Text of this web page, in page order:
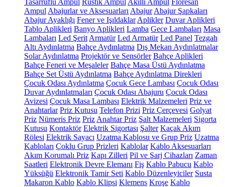
Tasarruflu Ampul Rustik Ampul Akıllı Ampul Floresan
Ampul Abajurlar ve Aksesuarları Abajur Abajur Şapkaları
Abajur Ayaklığı Fener ve Işıldaklar Aplikler Duvar Aplikleri
Tablo Aplikleri Banyo Aplikleri Lamba Gece Lambaları Masa
Lambaları Led Şerit Armatür Led Armatür Led Panel Tezgah
Altı Aydınlatma Bahçe Aydınlatma Dış Mekan Aydınlatmalar
Solar Aydınlatma Projektör ve Sensörler Bahçe Aplikleri
Bahçe Feneri ve Meşaleler Bahçe Masa Üstü Aydınlatma
Bahçe Set Üstü Aydınlatma Bahçe Aydınlatma Direkleri
Çocuk Odası Aydınlatma Çocuk Gece Lambası Çocuk Odası
Duvar Aydınlatmaları Çocuk Odası Abajuru Çocuk Odası
Avizesi Çocuk Masa Lambası Elektrik Malzemeleri Priz ve
Anahtarlar Priz Kutusu Telefon Prizi Priz Çerçevesi Golyat
Priz Nümeris Priz Priz Anahtar Priz Şalt Malzemeleri Sigorta
Kutusu Kontaktör Elektrik Sigortası Şalter Kaçak Akım
Rölesi Elektrik Sayacı Uzatma Kablosu ve Grup Priz Uzatma
Kabloları Çoklu Grup Prizleri Kablolar Kablo Aksesuarları
Akım Korumalı Priz Kapı Zilleri Pil ve Şarj Cihazları Zaman
Saatleri Elektronik Devre Elemanı Fiş Kablo Pabucu Kablo
Yüksüğü Elektronik Tamir Seti Kablo Düzenleyiciler Susta
Makaron Kablo Kablo Klipsi Klemens Kroşe Kablo